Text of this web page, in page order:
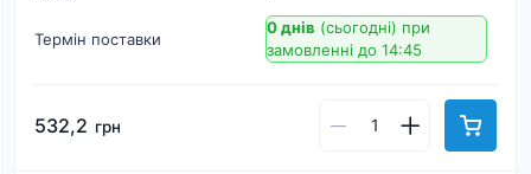
Термін поставки
0 днів (сьогодні) при
замовленні до 14:45
532,2 грн